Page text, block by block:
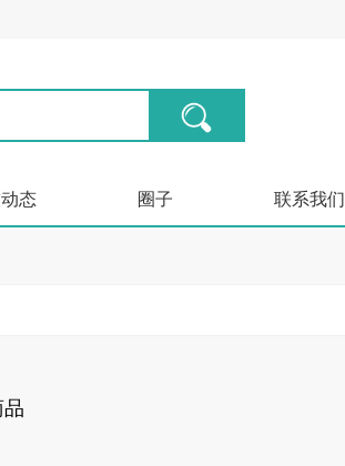
态 圈子 联系我们